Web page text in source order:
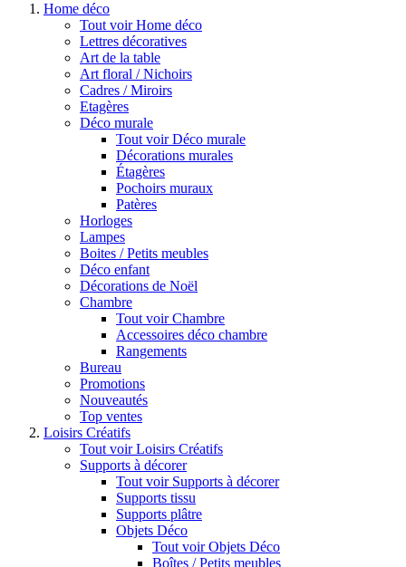
Home déco
Tout voir Home déco
Lettres décoratives
Art de la table
Art floral / Nichoirs
Cadres / Miroirs
Etagères
Déco murale
Tout voir Déco murale
Décorations murales
Étagères
Pochoirs muraux
Patères
Horloges
Lampes
Boites / Petits meubles
Déco enfant
Décorations de Noël
Chambre
Tout voir Chambre
Accessoires déco chambre
Rangements
Bureau
Promotions
Nouveautés
Top ventes
Loisirs Créatifs
Tout voir Loisirs Créatifs
Supports à décorer
Tout voir Supports à décorer
Supports tissu
Supports plâtre
Objets Déco
Tout voir Objets Déco
Boîtes / Petits meubles